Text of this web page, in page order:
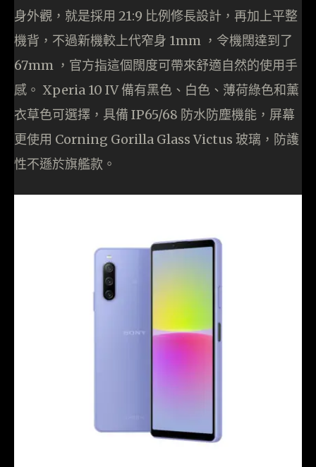
身外觀，就是採用 21:9 比例修長設計，再加上平整
機背，不過新機較上代窄身 1mm ，令機闊達到了
67mm ，官方指這個闊度可帶來舒適自然的使用手
感。 Xperia 10 IV 備有黑色、白色、薄荷綠色和薰
衣草色可選擇，具備 IP65/68 防水防塵機能，屏幕
更使用 Corning Gorilla Glass Victus 玻璃，防護
性不遜於旗艦款。